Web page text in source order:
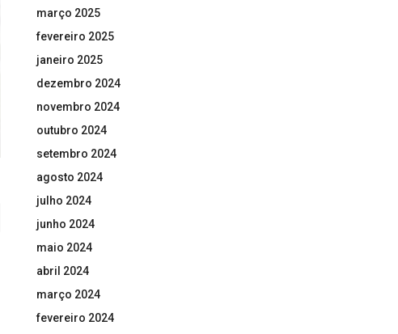
março 2025
fevereiro 2025
janeiro 2025
dezembro 2024
novembro 2024
outubro 2024
setembro 2024
agosto 2024
julho 2024
junho 2024
maio 2024
abril 2024
março 2024
fevereiro 2024